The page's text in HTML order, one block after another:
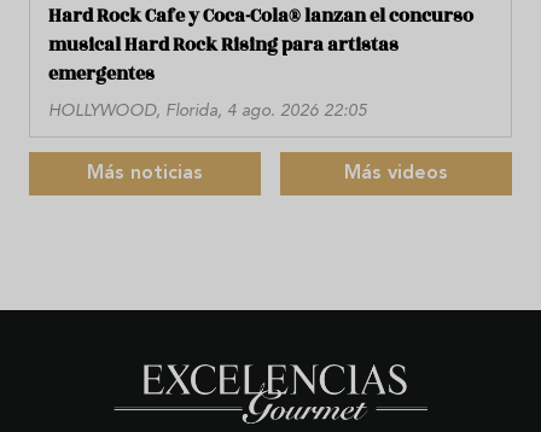
Hard Rock Cafe y Coca-Cola® lanzan el concurso
musical Hard Rock Rising para artistas
emergentes
HOLLYWOOD, Florida, 4 ago. 2026 22:05
Más noticias Más videos